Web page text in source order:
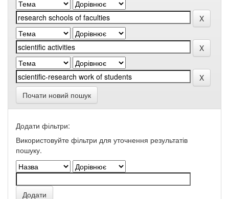
Почати новий пошук
Додати фільтри:
Використовуйте фільтри для уточнення результатів
пошуку.